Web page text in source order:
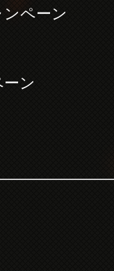
ペーン
ン